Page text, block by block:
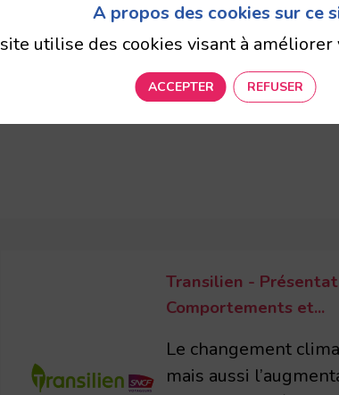
zoom sur les engagements
Transilien -
Comportements et...
Le changement
mais aussi
A propos des cookies sur ce
utilise des cookies visant à
ACCEPTER REFUSER